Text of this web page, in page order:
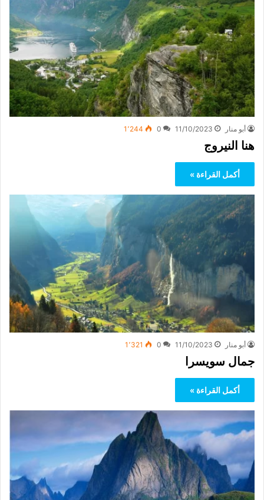
أبو منار 11/10/2023
0 1٬244
هنا النيروج
أكمل القراءة »
أبو منار 11/10/2023
0 1٬321
جمال سويسرا
أكمل القراءة »